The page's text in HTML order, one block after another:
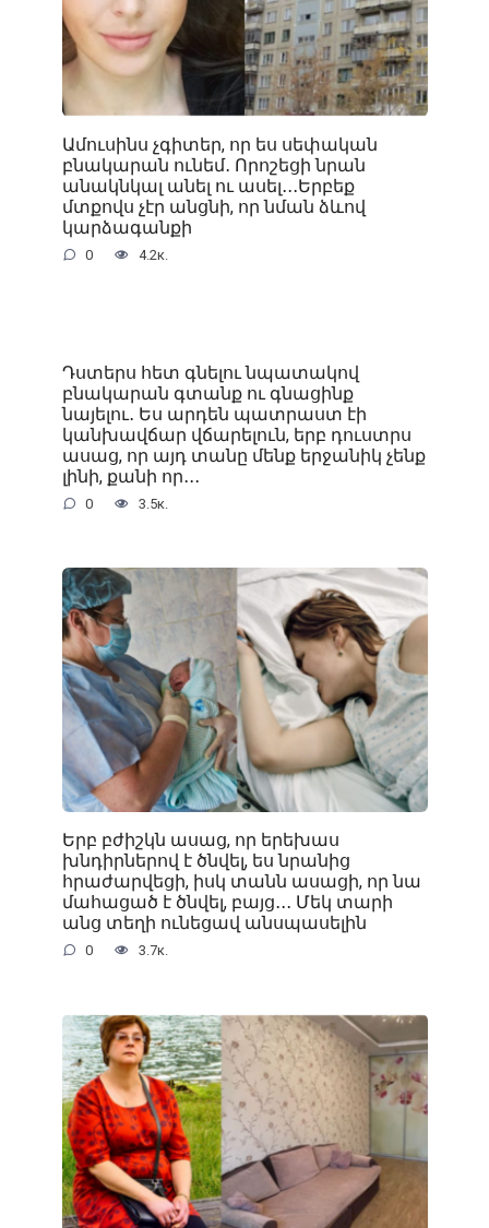
Ամուսինս չգիտեր, որ ես սեփական
բնակարան ունեմ․ Որոշեցի նրան
անակնկալ անել ու ասել․․․Երբեք
մտքովս չէր անցնի, որ նման ձևով
կարձագանքի
0 4.2к.
Դստերս հետ գնելու նպատակով
բնակարան գտանք ու գնացինք
նայելու․ Ես արդեն պատրաստ էի
կանխավճար վճարելուն, երբ դուստրս
ասաց, որ այդ տանը մենք երջանիկ չենք
լինի, քանի որ․․․
0 3.5к.
Երբ բժիշկն ասաց, որ երեխաս
խնդիրներով է ծնվել, ես նրանից
հրաժարվեցի, իսկ տանն ասացի, որ նա
մահացած է ծնվել, բայց․․․ Մեկ տարի
անց տեղի ունեցավ անսպասելին
0 3.7к.